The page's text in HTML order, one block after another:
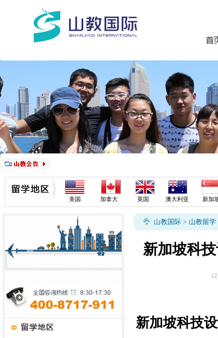
美国 加拿大 英国 澳大利亚 新加
山教国际 > 山教留学
新加坡科
12
新加坡科技